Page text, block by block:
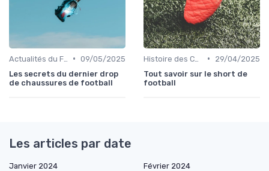
• 09/05/2025
Les secrets du dernier drop
de chaussures de football
•
29/04/2025
Tout savoir sur le short de
football
Les articles par date
Janvier 2024
Février 2024